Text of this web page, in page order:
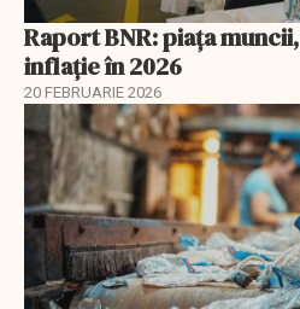
Raport BNR: piața
inflație în 2026
20 FEBRUARIE 2026